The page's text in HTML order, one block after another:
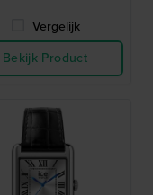
Vergelijk
Bekijk Product